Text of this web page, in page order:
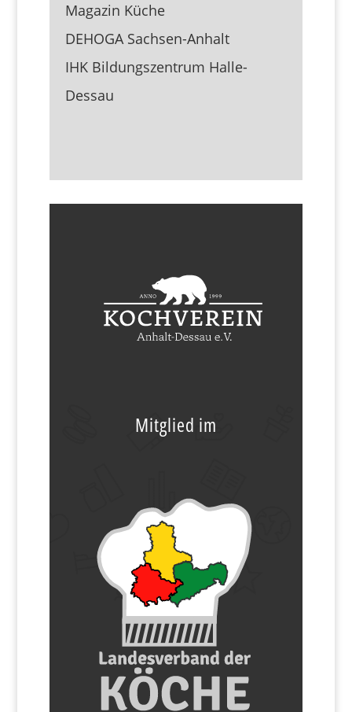
Magazin Küche
DEHOGA Sachsen-Anhalt
IHK Bildungszentrum Halle-
Dessau
Mitglied im